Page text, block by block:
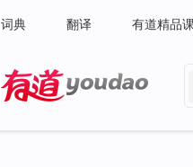
词典 翻译 有道精品